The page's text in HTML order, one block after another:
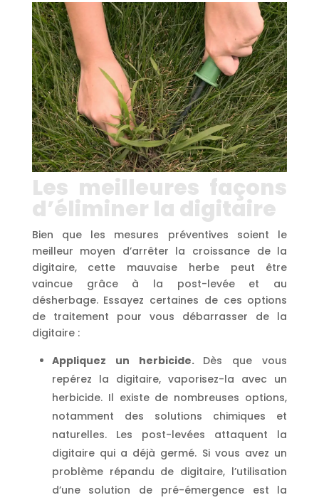
Les meilleures façons
d’éliminer la digitaire
Bien que les mesures préventives soient le
meilleur moyen d’arrêter la croissance de la
digitaire, cette mauvaise herbe peut être
vaincue grâce à la post-levée et au
désherbage. Essayez certaines de ces options
de traitement pour vous débarrasser de la
digitaire :
Appliquez un herbicide. Dès que vous
repérez la digitaire, vaporisez-la avec un
herbicide. Il existe de nombreuses options,
notamment des solutions chimiques et
naturelles. Les post-levées attaquent la
digitaire qui a déjà germé. Si vous avez un
problème répandu de digitaire, l’utilisation
d’une solution de pré-émergence est la